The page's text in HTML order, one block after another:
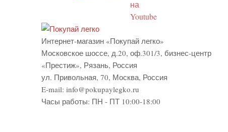
Интернет-магазин «Покупай легко»
Московское шоссе, д.20, оф.301/3, бизнес-центр
«Престиж», Рязань, Россия
ул. Привольная, 70, Москва, Россия
E-mail: info@pokupaylegko.ru
Часы работы: ПН - ПТ 10:00-18:00